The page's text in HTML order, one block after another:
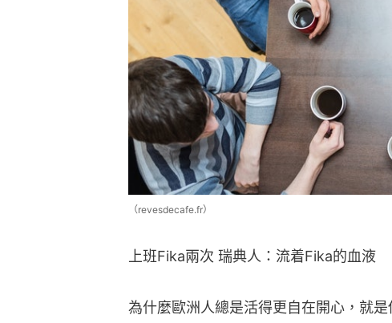
（revesdecafe.fr）
上班Fika兩次 瑞典人：流着Fika的血液
為什麼歐洲人總是活得更自在開心，就